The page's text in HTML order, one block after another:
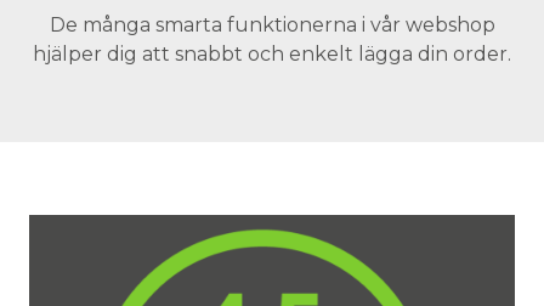
De många smarta funktionerna i vår webshop
hjälper dig att snabbt och enkelt lägga din order.